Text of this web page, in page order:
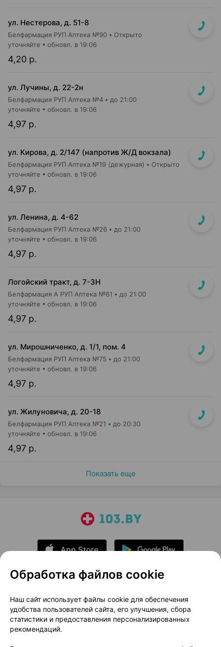
ул. Нестерова, д. 51-8
Белфармация РУП Аптека №90 Открыто
4,20 р.
уточняйте обновл. в 19:06
ул. Лучины, д. 22-2н
Белфармация РУП Аптека №4 до 21:00
4,97 р.
уточняйте обновл. в 19:06
ул. Кирова, д. 2/147 (напротив Ж/Д вокзала)
Белфармация РУП Аптека №19 (дежурная) Открыто
4,97 р.
уточняйте обновл. в 19:06
ул. Ленина, д. 4-62
Белфармация РУП Аптека №26 до 21:00
4,97 р.
уточняйте обновл. в 19:06
Логойский тракт, д. 7-3Н
Белфармация А РУП Аптека №61 до 21:00
4,97 р.
уточняйте обновл. в 19:06
ул. Мирошниченко, д. 1/1, пом. 4
Белфармация РУП Аптека №75 до 21:00
4,97 р.
уточняйте обновл. в 19:06
ул. Жилуновича, д. 20-18
Белфармация РУП Аптека №21 до 20:30
4,97 р.
уточняйте обновл. в 19:06
Показать еще
О проекте
Новости проекта
Размещение рекламы
Медицинский маркетинг
Публичный договор
Доставка
Обработка файлов cookie
Наш сайт использует файлы cookie для обеспечения
удобства пользователей сайта, его улучшения, сбора
статистики и предоставления персонализированных
рекомендаций.